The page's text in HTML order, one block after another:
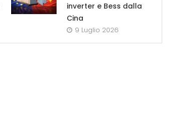
inverter e Bess dalla
Cina
9 Luglio 2026